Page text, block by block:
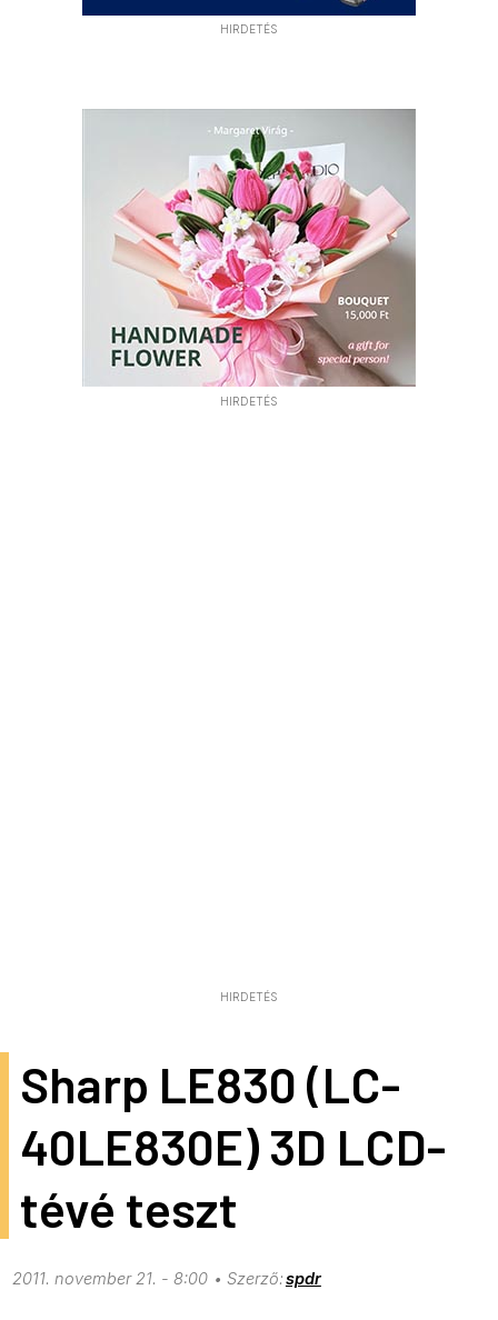
HIRDETÉS
HIRDETÉS
HIRDETÉS
Sharp LE830 (LC-
40LE830E) 3D LCD-
tévé teszt
2011. november 21. - 8:00 spdr